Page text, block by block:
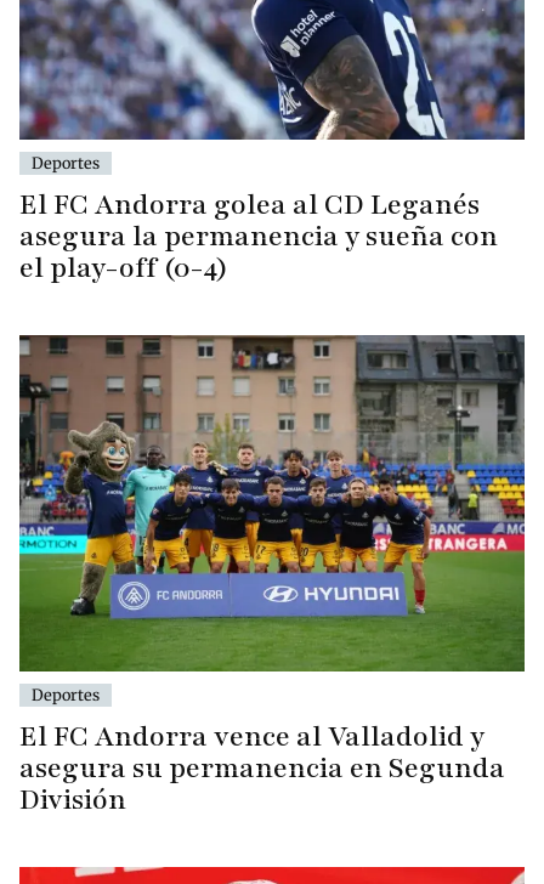
Deportes
El FC Andorra golea al CD Leganés
asegura la permanencia y sueña con
el play-off (0-4)
Deportes
El FC Andorra vence al Valladolid y
asegura su permanencia en Segunda
División